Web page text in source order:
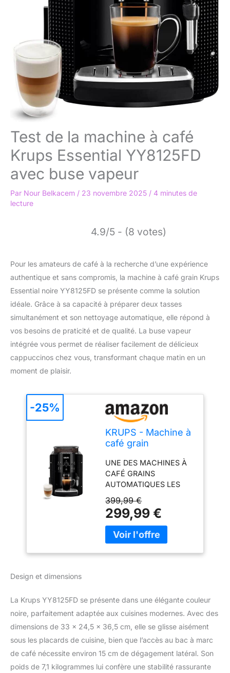
Test de la machine à café
Krups Essential YY8125FD
avec buse vapeur
Par Nour Belkacem / 23 novembre 2025 / 4 minutes de
lecture
4.9/5 - (8 votes)
Pour les amateurs de café à la recherche d’une expérience
authentique et sans compromis, la machine à café grain Krups
Essential noire YY8125FD se présente comme la solution
idéale. Grâce à sa capacité à préparer deux tasses
simultanément et son nettoyage automatique, elle répond à
vos besoins de praticité et de qualité. La buse vapeur
intégrée vous permet de réaliser facilement de délicieux
cappuccinos chez vous, transformant chaque matin en un
moment de plaisir.
KRUPS - Machine à
café grain
Essential Compacte
Noire - 15 bars
UNE DES MACHINES À
CAFÉ GRAINS
AUTOMATIQUES LES
MARCHÉ (L 24,5 X P 33
X H 36,5 CM) : Réservoir
d’eau 1,7 L, bac à grains
260 g. DE L'ESPRESSO
du broyage et de la
température de Krups.
INTERFACE INTUITIVE :
Commandes par
boutons avec LED
lumineuses pour un
usage fluide, simple et
399,99 €
299,99 €
-25%
Design et dimensions
La Krups YY8125FD se présente dans une élégante couleur
noire, parfaitement adaptée aux cuisines modernes. Avec des
dimensions de 33 x 24,5 x 36,5 cm, elle se glisse aisément
sous les placards de cuisine, bien que l’accès au bac à marc
de café nécessite environ 15 cm de dégagement latéral. Son
poids de 7,1 kilogrammes lui confère une stabilité rassurante